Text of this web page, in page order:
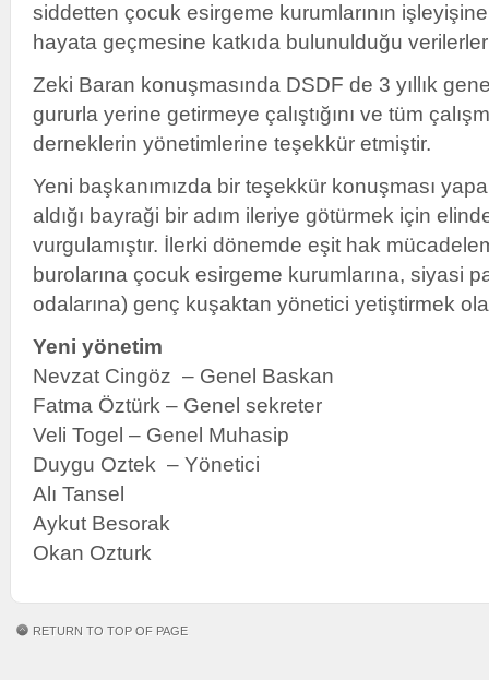
siddetten çocuk esirgeme kurumlarının
hayata geçmesine katkıda bulunulduğu
Zeki Baran konuşmasında DSDF de 3 yıllık
gururla yerine getirmeye çalıştığını ve tüm
derneklerin yönetimlerine teşekkür etmiştir.
Yeni başkanımızda bir teşekkür konuşması
aldığı bayraği bir adım ileriye götürmek için
vurgulamıştır. İlerki dönemde eşit hak
burolarına çocuk esirgeme kurumlarına, siyasi
odalarına) genç kuşaktan yönetici yetiştirmek
Yeni yönetim
Nevzat Cingöz – Genel Baskan
Fatma Öztürk – Genel sekreter
Veli Togel – Genel Muhasip
Duygu Oztek – Yönetici
Alı Tansel
Aykut Besorak
Okan Ozturk
RETURN TO TOP OF PAGE